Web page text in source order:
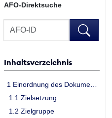
AFO-Direktsuche
AFO-
Inhaltsverzeichnis
1.1 Zielsetzung
1.2 Zielgruppe